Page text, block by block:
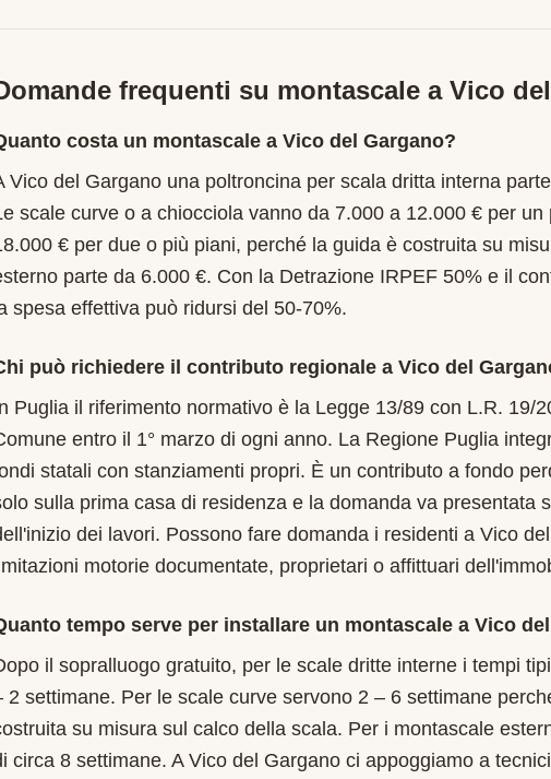
frequenti su montascale a Vico
costa un montascale a Vico del Gargano?
Vico del Gargano una poltroncina per scala dritta interna
scale curve o a chiocciola vanno da 7.000 a 12.000 € per
€ per due o più piani, perché la guida è costruita su
parte da 6.000 €. Con la Detrazione IRPEF 50% e il
spesa effettiva può ridursi del 50-70%.
può richiedere il contributo regionale a Vico del
Puglia il riferimento normativo è la Legge 13/89 con L.R. 19/
entro il 1° marzo di ogni anno. La Regione Puglia
statali con stanziamenti propri. È un contributo a fondo
sulla prima casa di residenza e la domanda va presentata
dei lavori. Possono fare domanda i residenti a Vico
motorie documentate, proprietari o affittuari
tempo serve per installare un montascale a Vico
il sopralluogo gratuito, per le scale dritte interne i tempi
2 settimane. Per le scale curve servono 2 – 6 settimane
su misura sul calco della scala. Per i montascale
circa 8 settimane. A Vico del Gargano ci appoggiamo a